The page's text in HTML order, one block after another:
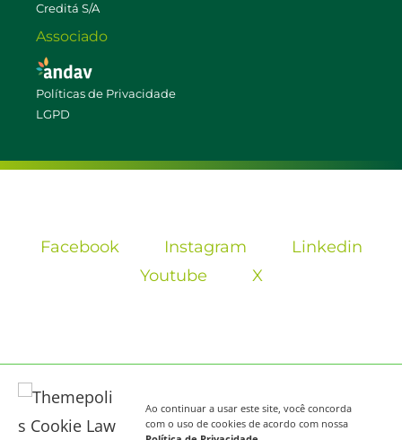
Ao continuar a usar este site, você concorda
com o uso de cookies de acordo com nossa
Creditá S/A
Associado
Políticas de Privacidade
LGPD
Facebook Instagram
Linkedin
Youtube
X